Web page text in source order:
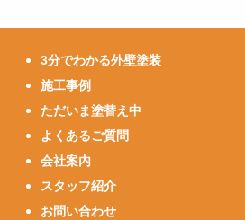
3分でわかる外壁塗装
施工事例
ただいま塗替え中
よくあるご質問
会社案内
スタッフ紹介
お問い合わせ